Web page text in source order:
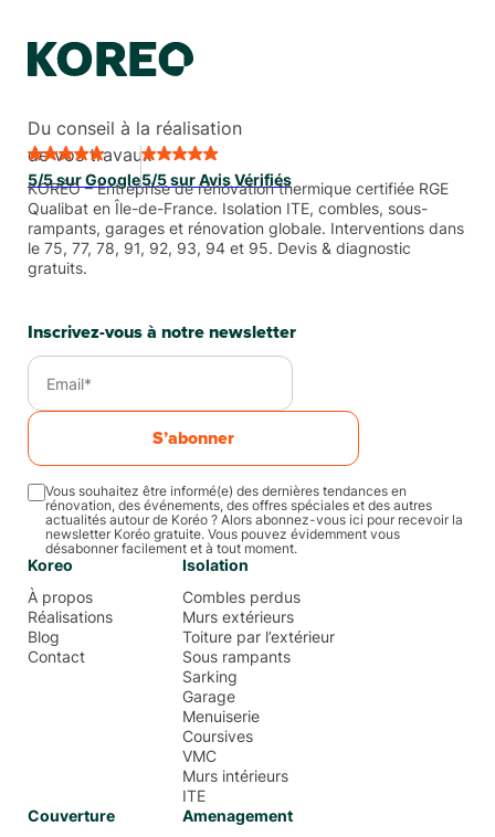
Du conseil à la réalisation
de vos travaux
5/5 sur Google5/5 sur Avis Vérifiés
KORÉO – Entreprise de rénovation thermique certifiée RGE
Qualibat en Île-de-France. Isolation ITE, combles, sous-
rampants, garages et rénovation globale. Interventions dans
le 75, 77, 78, 91, 92, 93, 94 et 95. Devis & diagnostic
gratuits.
Inscrivez-vous à notre newsletter
S’abonner
Vous souhaitez être informé(e) des dernières tendances en
rénovation, des événements, des offres spéciales et des autres
actualités autour de Koréo ? Alors abonnez-vous ici pour recevoir la
newsletter Koréo gratuite. Vous pouvez évidemment vous
désabonner facilement et à tout moment.
Koreo
À propos
Réalisations
Blog
Contact
Isolation
Combles perdus
Murs extérieurs
Toiture par l’extérieur
Sous rampants
Sarking
Garage
Menuiserie
Coursives
VMC
Murs intérieurs
ITE
Couverture
Amenagement